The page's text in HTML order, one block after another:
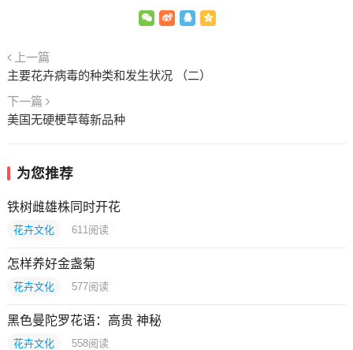
上一篇
主要花卉病毒的种类和发生状况 （二）
下一篇
美国无硬梗草莓新品种
为您推荐
铁树雌雄株同时开花
花卉文化 611 阅读
怎样养好金盏菊
花卉文化 577阅读
黑色曼陀罗花语：高贵 神秘
花卉文化 558阅读